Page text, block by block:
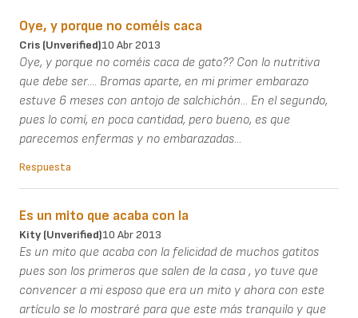
Oye, y porque no coméis caca
Cris (unverified)10 Abr 2013
Oye, y porque no coméis caca de gato?? Con lo nutritiva
que debe ser.... Bromas aparte, en mi primer embarazo
estuve 6 meses con antojo de salchichón... En el segundo,
pues lo comí, en poca cantidad, pero bueno, es que
parecemos enfermas y no embarazadas...
Respuesta
Es un mito que acaba con la
Kity (unverified)10 Abr 2013
Es un mito que acaba con la felicidad de muchos gatitos
pues son los primeros que salen de la casa , yo tuve que
convencer a mi esposo que era un mito y ahora con este
artículo se lo mostraré para que este más tranquilo y que